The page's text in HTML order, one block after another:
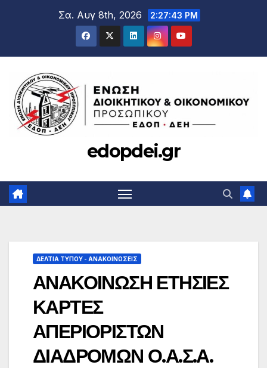
Σα. Αυγ 8th, 2026 2:27:44 PM
edopdei.gr
ΔΕΛΤΊΑ ΤΎΠΟΥ - ΑΝΑΚΟΙΝΏΣΕΙΣ
ΑΝΑΚΟΙΝΩΣΗ ΕΤΗΣΙΕΣ
ΚΑΡΤΕΣ
ΑΠΕΡΙΟΡΙΣΤΩΝ
ΔΙΑΔΡΟΜΩΝ Ο.Α.Σ.Α.